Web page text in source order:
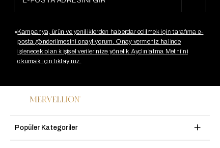
Kampanya, ürün ve yeniliklerden haberdar edilmek için tarafıma e-
posta gönderilmesini onaylıyorum. Onay vermeniz halinde
işlenecek olan kişisel verilerinize yönelik Aydınlatma Metni’ni
okumak için tıklayınız.
Popüler Kategoriler